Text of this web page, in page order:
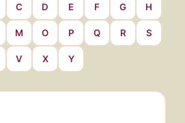
C D E F G H
M O P Q R S
V X Y